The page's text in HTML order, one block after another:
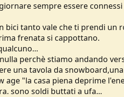
sempre essere
bici tanto vale che ti prendi
frenata si cappottano.
perchè stiamo andando
una tavola da
"la casa piena deprime
sono soldi buttati a ufa...